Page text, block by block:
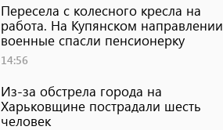
Пересела с колесного кресла на
работа. На Купянском направлении
военные спасли пенсионерку
14:56
Из-за обстрела города на
Харьковщине пострадали шесть
человек